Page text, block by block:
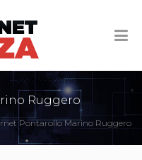
Ruggero
Pontarollo Marino Ruggero